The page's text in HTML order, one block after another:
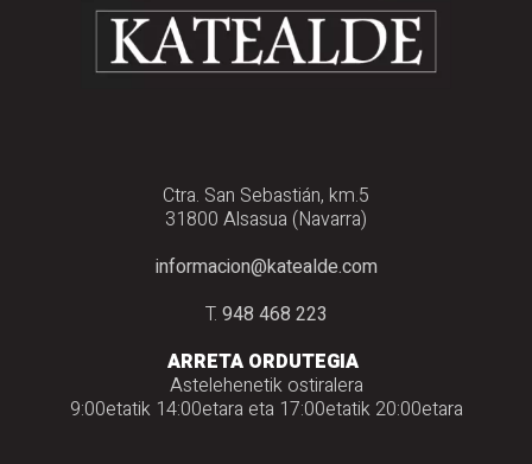
Ctra. San Sebastián, km.5
31800 Alsasua (Navarra)
informacion@katealde.com
T. 948 468 223
ARRETA ORDUTEGIA
Astelehenetik ostiralera
9:00etatik 14:00etara eta 17:00etatik 20:00etara